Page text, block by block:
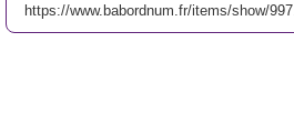
https://www.babordnum.fr/items/show/997.